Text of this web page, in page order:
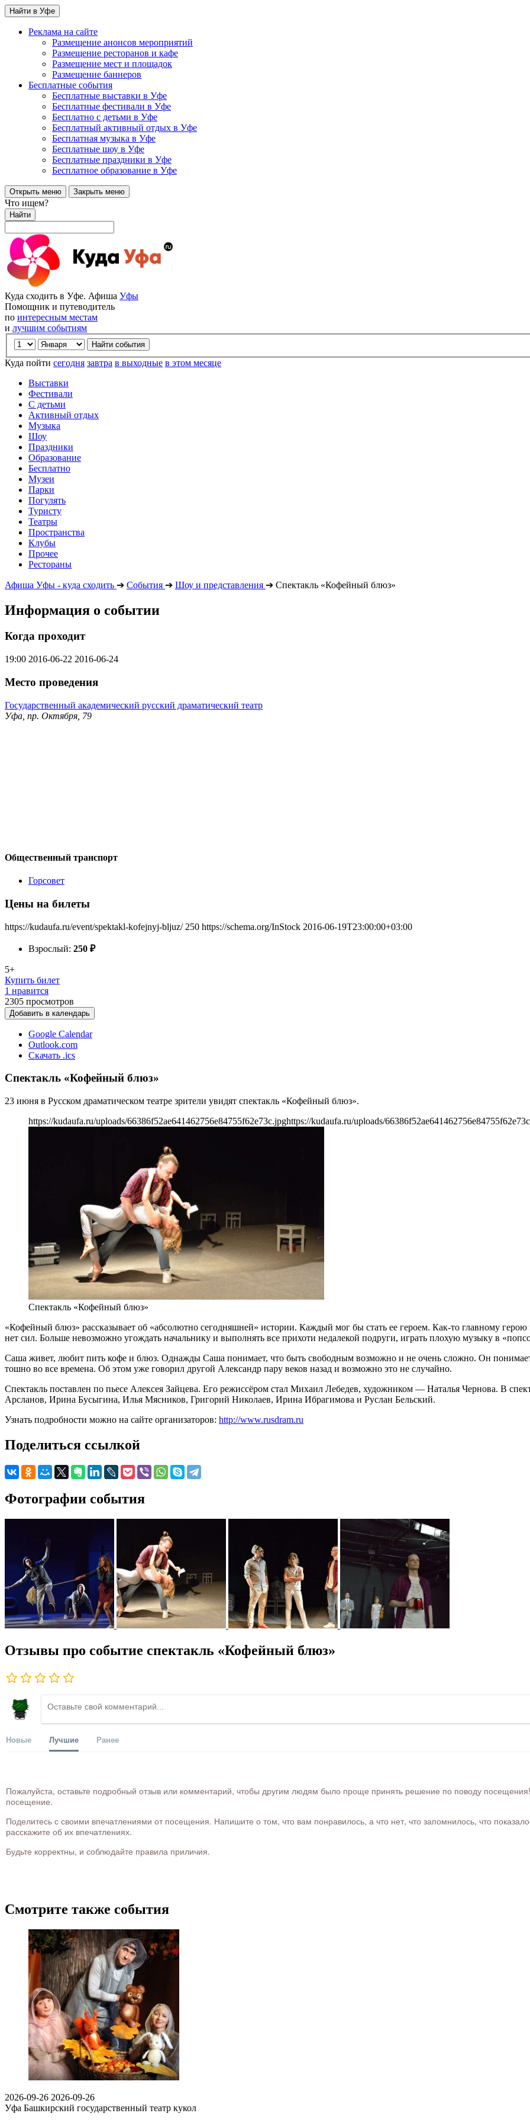
Найти в Уфе
Реклама на сайте
Размещение анонсов мероприятий
Размещение ресторанов и кафе
Размещение мест и площадок
Размещение баннеров
Бесплатные события
Бесплатные выставки в Уфе
Бесплатные фестивали в Уфе
Бесплатно с детьми в Уфе
Бесплатный активный отдых в Уфе
Бесплатная музыка в Уфе
Бесплатные шоу в Уфе
Бесплатные праздники в Уфе
Бесплатное образование в Уфе
Открыть меню Закрыть меню
Что ищем?
Найти
Куда сходить в Уфе. Афиша Уфы
Помощник и путеводитель
по интересным местам
и лучшим событиям
Куда пойти сегодня завтра в выходные в этом месяце
Выставки
Фестивали
С детьми
Активный отдых
Музыка
Шоу
Праздники
Образование
Бесплатно
Музеи
Парки
Погулять
Туристу
Театры
Пространства
Клубы
Прочее
Рестораны
Афиша Уфы - куда сходить ➔ События ➔ Шоу и представления ➔ Спектакль «Кофейный блюз»
Информация о событии
Когда проходит
19:00 2016-06-22 2016-06-24
Место проведения
Государственный академический русский драматический театр
Уфа, пр. Октября, 79
Общественный транспорт
Горсовет
Цены на билеты
https://kudaufa.ru/event/spektakl-kofejnyj-bljuz/ 250 https://schema.org/InStock 2016-06-19T23:00:00+03:00
Взрослый: 250 ₽
5+
Купить билет
1 нравится
2305 просмотров
Добавить в календарь
Google Calendar
Outlook.com
Скачать .ics
Спектакль «Кофейный блюз»
23 июня в Русском драматическом театре зрители увидят спектакль «Кофейный блюз».
https://kudaufa.ru/uploads/66386f52ae641462756e84755f62e73c.jpghttps://kudaufa.ru/uploads/
Спектакль «Кофейный блюз»
«Кофейный блюз» рассказывает об «абсолютно сегодняшней» истории. Каждый мог бы стать ее героем. Как-то главному
нет сил. Больше невозможно угождать начальнику и выполнять все прихоти недалекой подруги, играть плохую музыку в
Саша живет, любит пить кофе и блюз. Однажды Саша понимает, что быть свободным возможно и не очень сложно. Он
тошно во все времена. Об этом уже говорил другой Александр пару веков назад и возможно это не случайно.
Спектакль поставлен по пьесе Алексея Зайцева. Его режиссёром стал Михаил Лебедев, художником — Наталья Чернова. В
Арсланов, Ирина Бусыгина, Илья Мясников, Григорий Николаев, Ирина Ибрагимова и Руслан Бельский.
Узнать подробности можно на сайте организаторов: http://www.rusdram.ru
Поделиться ссылкой
Фотографии события
Отзывы про событие спектакль «Кофейный блюз»
Новые Лучшие Ранее
Пожалуйста, оставьте подробный отзыв или комментарий, чтобы другим людям было проще принять решение по поводу посещения!
посещение.
Поделитесь с своими впечатлениями от посещения. Напишите о том, что вам понравилось, а что нет, что запомнилось, что
расскажите об их впечатлениях.
Будьте корректны, и соблюдайте правила приличия.
Смотрите также события
2026-09-26 2026-09-26
Уфа Башкирский государственный театр кукол